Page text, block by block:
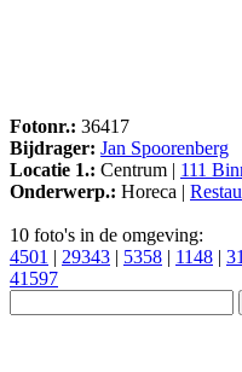
Fotonr.: 36417
Bijdrager: Jan Spoorenberg
Locatie 1.: Centrum | 111
Onderwerp.: Horeca |
10 foto's in de omgeving:
4501 | 29343 | 5358 | 1148 |
41597